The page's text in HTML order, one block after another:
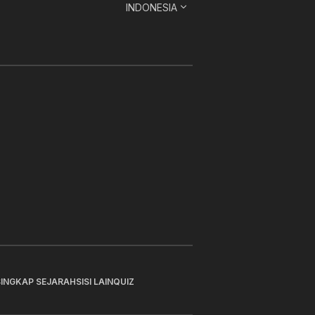
INDONESIA
SEJARAHSISI LAINQUIZ